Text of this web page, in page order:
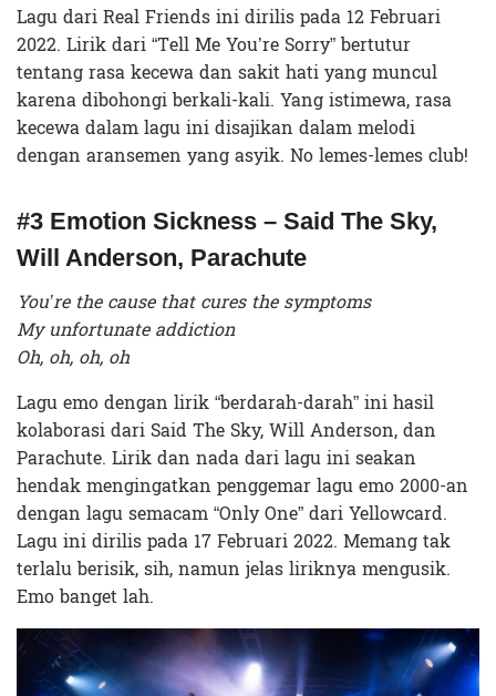
Lagu dari Real Friends ini dirilis pada 12 Februari
2022. Lirik dari “Tell Me You’re Sorry” bertutur
tentang rasa kecewa dan sakit hati yang muncul
karena dibohongi berkali-kali. Yang istimewa, rasa
kecewa dalam lagu ini disajikan dalam melodi
dengan aransemen yang asyik. No lemes-lemes club!
#3 Emotion Sickness – Said The Sky,
Will Anderson, Parachute
You’re the cause that cures the symptoms
My unfortunate addiction
Oh, oh, oh, oh
Lagu emo dengan lirik “berdarah-darah” ini hasil
kolaborasi dari Said The Sky, Will Anderson, dan
Parachute. Lirik dan nada dari lagu ini seakan
hendak mengingatkan penggemar lagu emo 2000-an
dengan lagu semacam “Only One” dari Yellowcard.
Lagu ini dirilis pada 17 Februari 2022. Memang tak
terlalu berisik, sih, namun jelas liriknya mengusik.
Emo banget lah.